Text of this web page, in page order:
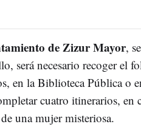
de Zizur Mayor,
será necesario recoger el
en la Biblioteca Pública o
cuatro itinerarios, en
una mujer misteriosa.